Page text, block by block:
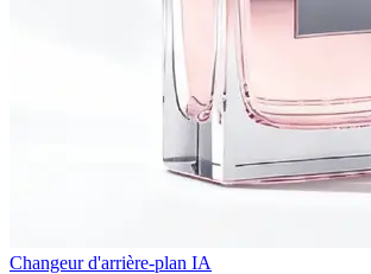
Changeur d'arrière-plan IA